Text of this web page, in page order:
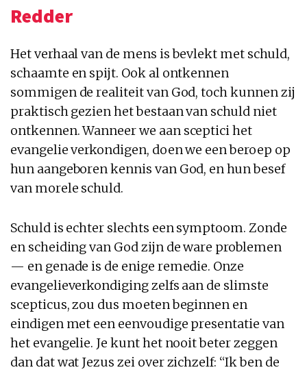
Redder
Het verhaal van de mens is bevlekt met schuld,
schaamte en spijt. Ook al ontkennen
sommigen de realiteit van God, toch kunnen zij
praktisch gezien het bestaan van schuld niet
ontkennen. Wanneer we aan sceptici het
evangelie verkondigen, doen we een beroep op
hun aangeboren kennis van God, en hun besef
van morele schuld.
Schuld is echter slechts een symptoom. Zonde
en scheiding van God zijn de ware problemen
— en genade is de enige remedie. Onze
evangelieverkondiging zelfs aan de slimste
scepticus, zou dus moeten beginnen en
eindigen met een eenvoudige presentatie van
het evangelie. Je kunt het nooit beter zeggen
dan dat wat Jezus zei over zichzelf: “Ik ben de